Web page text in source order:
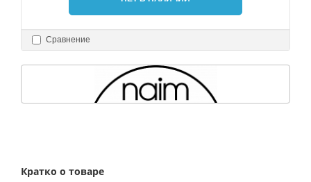
Сравнение
Кратко о товаре